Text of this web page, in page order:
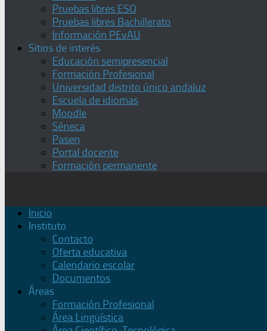
Pruebas libres ESO
Pruebas libres Bachillerato
Información PEvAU
Sitios de interés
Educación semipresencial
Formación Profesional
Universidad distrito único andaluz
Escuela de idiomas
Moodle
Séneca
Pasen
Portal docente
Formación permanente
Inicio
Instituto
Contacto
Oferta educativa
Calendario escolar
Documentos
Áreas
Formación Profesional
Área Lingüística